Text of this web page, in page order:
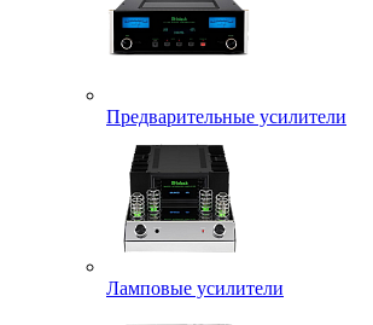
Предварительные усилители
Ламповые усилители